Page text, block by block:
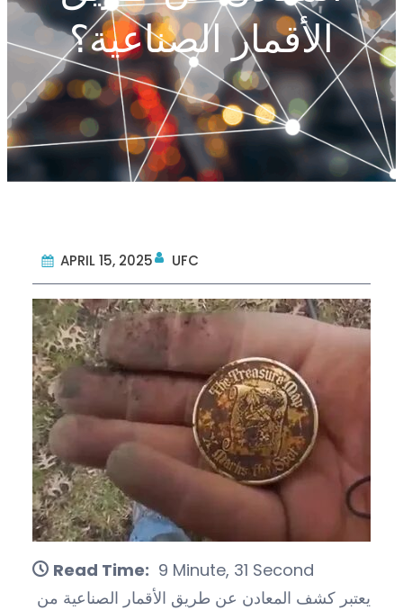
الأقمار الصناعية؟
APRIL 15, 2025 UFC
Read Time: 9 Minute, 31 Second
يعتبر كشف المعادن عن طريق الأقمار الصناعية من